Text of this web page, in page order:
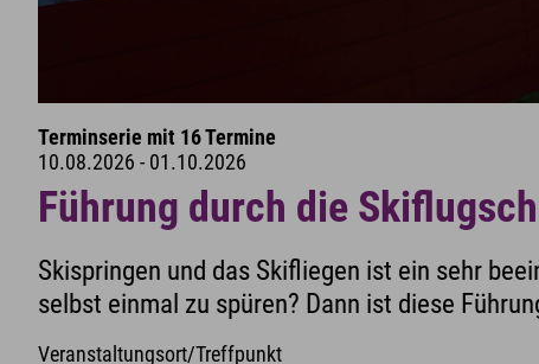
Terminserie mit 16 Termine
10.08.2026 - 01.10.2026
Führung durch die
Skispringen und das Skifliegen ist ein sehr
selbst einmal zu spüren? Dann ist diese
Veranstaltungsort/Treffpunkt